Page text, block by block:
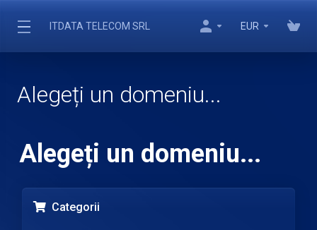
ITDATA TELECOM SRL EUR
Alegeți un domeniu...
Alegeți un domeniu...
Categorii